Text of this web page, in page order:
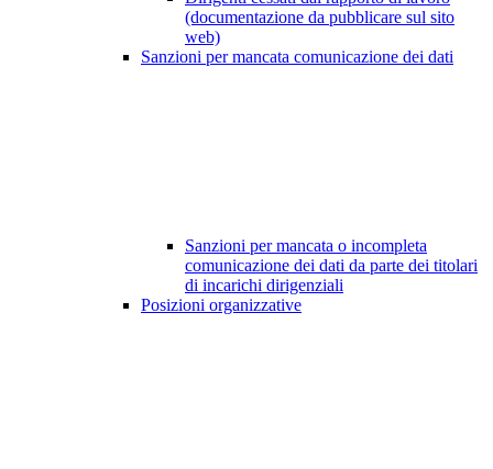
(documentazione da pubblicare sul sito
web)
Sanzioni per mancata comunicazione dei dati
Sanzioni per mancata o incompleta
comunicazione dei dati da parte dei titolari
di incarichi dirigenziali
Posizioni organizzative